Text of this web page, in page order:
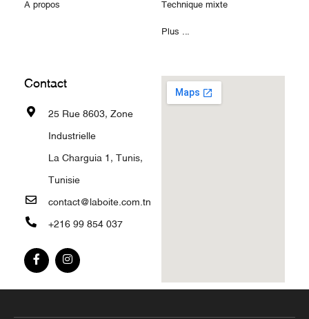
A propos Technique mixte
Plus ...
Contact
25 Rue 8603, Zone
Industrielle
La Charguia 1, Tunis,
Tunisie
contact@laboite.com.tn
+216 99 854 037